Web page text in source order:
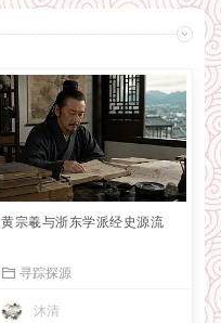
黄宗羲与浙东学派经史源流
寻踪探源
沐清